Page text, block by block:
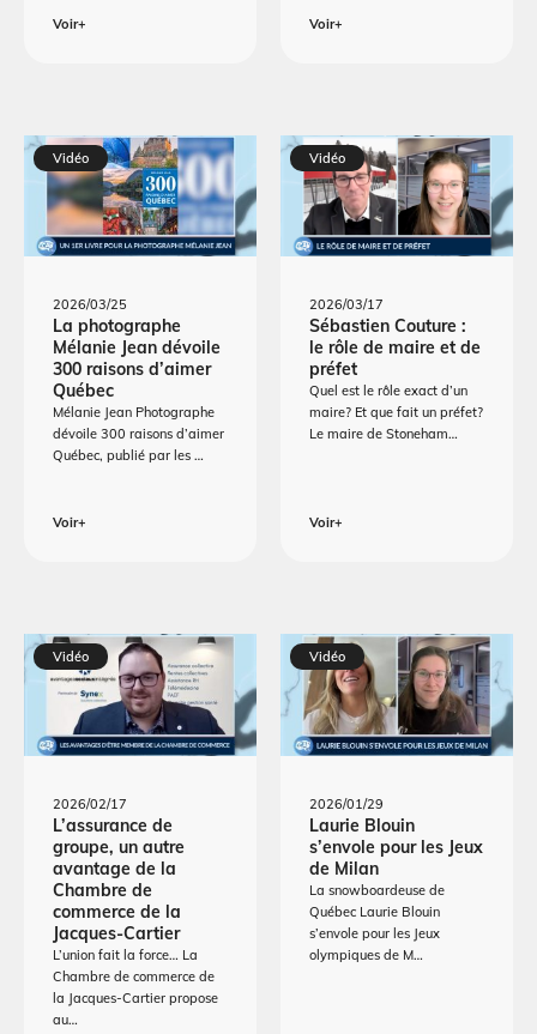
Voir+ Voir+
Vidéo
2026/03/25
La photographe
Mélanie Jean dévoile
300 raisons d’aimer
Québec
Mélanie Jean Photographe
dévoile 300 raisons d’aimer
Québec, publié par les …
Voir+
Vidéo
2026/03/17
Sébastien Couture :
le rôle de maire et de
préfet
Quel est le rôle exact d’un
maire? Et que fait un préfet?
Le maire de Stoneham…
Voir+
Vidéo
2026/02/17
L’assurance de
groupe, un autre
avantage de la
Chambre de
commerce de la
Jacques-Cartier
L’union fait la force… La
Chambre de commerce de
la Jacques-Cartier propose
au…
Vidéo
2026/01/29
Laurie Blouin
s’envole pour les Jeux
de Milan
La snowboardeuse de
Québec Laurie Blouin
s’envole pour les Jeux
olympiques de M…